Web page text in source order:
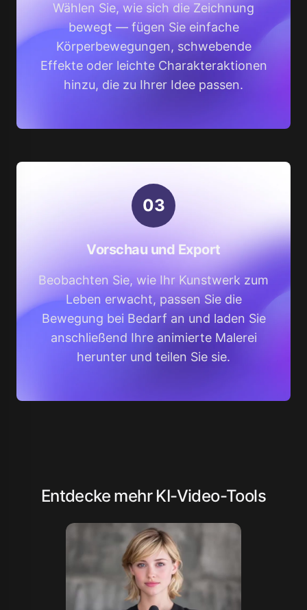
Wählen Sie, wie sich die Zeichnung
bewegt — fügen Sie einfache
Körperbewegungen, schwebende
Effekte oder leichte Charakteraktionen
hinzu, die zu Ihrer Idee passen.
03
Vorschau und Export
Beobachten Sie, wie Ihr Kunstwerk zum
Leben erwacht, passen Sie die
Bewegung bei Bedarf an und laden Sie
anschließend Ihre animierte Malerei
herunter und teilen Sie sie.
Entdecke mehr KI-Video-Tools